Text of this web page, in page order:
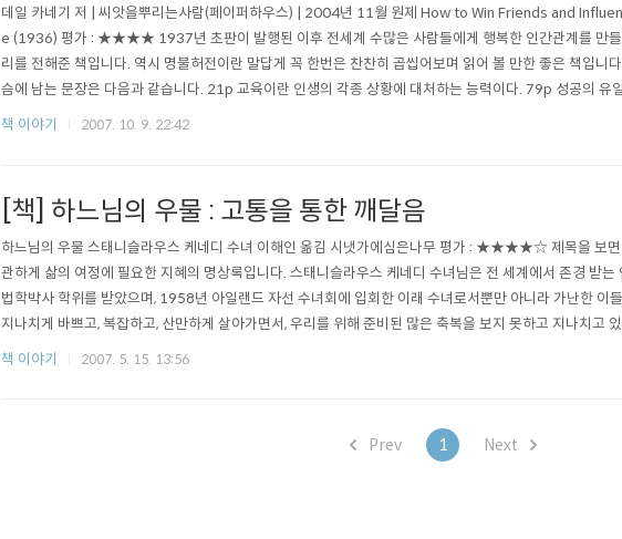
데일 카네기 저 | 씨앗을뿌리는사람(페이퍼하우스) | 2004년 11월 원제 How to Win Friends and
e (1936) 평가 : ★★★★ 1937년 초판이 발행된 이후 전세계 수많은 사람들에게 행복한 인간관계를 만들
리를 전해준 책입니다. 역시 명불허전이란 말답게 꼭 한번은 찬찬히 곱씹어보며 읽어 볼 만한 좋은 책입니
슴에 남는 문장은 다음과 같습니다. 21p 교육이란 인생의 각종 상황에 대처하는 능력이다. 79p 성공의 유
다른 사람의 생각을 이해하고 당신의 입장과 아울러 상대방의 입장에서 사물을 바로볼 줄 아는 능력이다.
책 이야기 2007. 10. 9. 22:42
[책] 하느님의 우물 : 고통을 통한 깨달음
하느님의 우물 스태니슬라우스 케네디 수녀 이해인 옮김 시냇가에심은나무 평가 : ★★★★☆ 제목을 보면
관하게 삶의 여정에 필요한 지혜의 명상록입니다. 스태니슬라우스 케네디 수녀님은 전 세계에서 존경 받
법학박사 학위를 받았으며, 1958년 아일랜드 자선 수녀회에 입회한 이래 수녀로서뿐만 아니라 가난한 이
지나치게 바쁘고, 복잡하고, 산만하게 살아가면서, 우리를 위해 준비된 많은 축복을 보지 못하고 지나치고
는 사람들 우리의 일, 그리고 우리의 하루 하루 입니다. 우리의 근심, 걱정은 우리에게 무엇인가를 알려 주려
책 이야기 2007. 5. 15. 13:56
Prev 1 Next